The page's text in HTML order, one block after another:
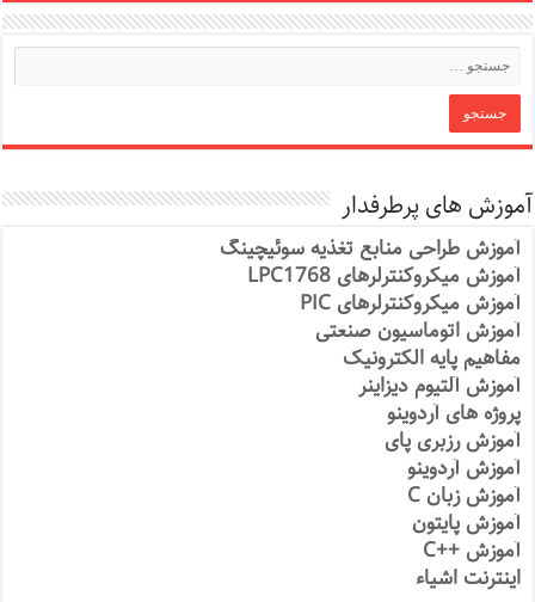
آموزش های پرطرفدار
آموزش طراحی منابع تغذیه سوئیچینگ
آموزش میکروکنترلرهای LPC1768
آموزش میکروکنترلرهای PIC
آموزش اتوماسیون صنعتی
مفاهیم پایه الکترونیک
آموزش آلتیوم دیزاینر
پروژه های آردوینو
آموزش رزبری پای
آموزش آردوینو
آموزش زبان C
آموزش پایتون
آموزش ++C
اینترنت اشیاء